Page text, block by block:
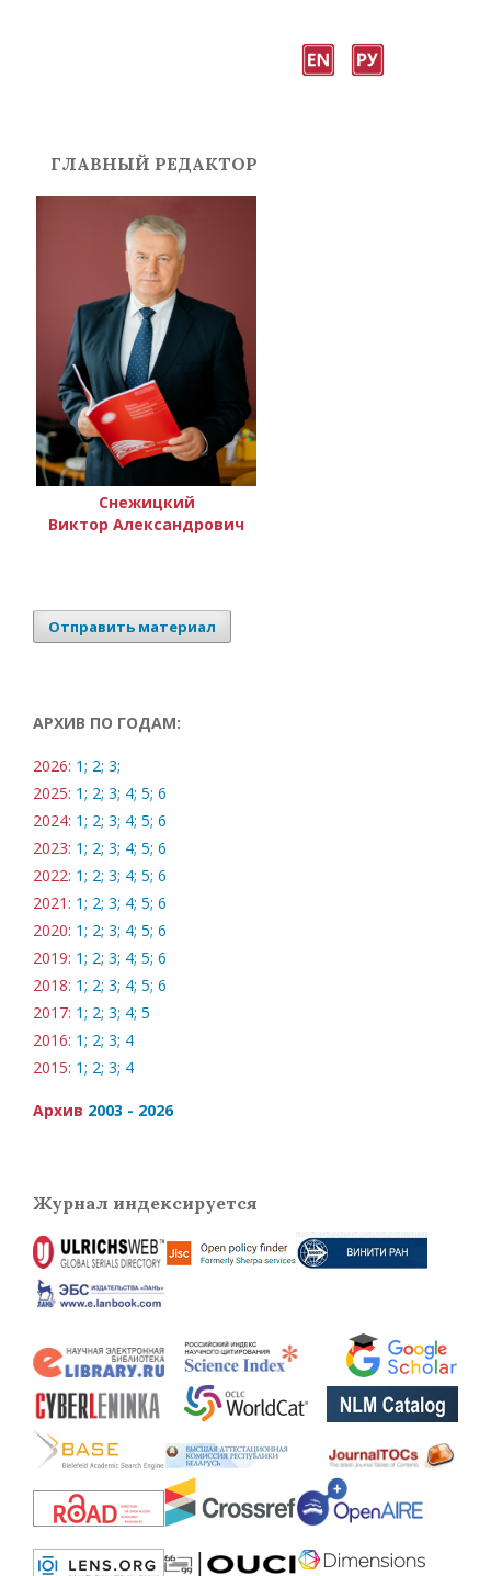
ГЛАВНЫЙ РЕДАКТОР
Снежицкий
Виктор Александрович
Отправить материал
АРХИВ ПО ГОДАМ:
2026: 1; 2; 3;
2025: 1; 2; 3; 4; 5; 6
2024: 1; 2; 3; 4; 5; 6
2023: 1; 2; 3; 4; 5; 6
2022: 1; 2; 3; 4; 5; 6
2021: 1; 2; 3; 4; 5; 6
2020: 1; 2; 3; 4; 5; 6
2019: 1; 2; 3; 4; 5; 6
2018: 1; 2; 3; 4; 5; 6
2017: 1; 2; 3; 4; 5
2016: 1; 2; 3; 4
2015: 1; 2; 3; 4
Архив 2003 - 2026
Журнал индексируется